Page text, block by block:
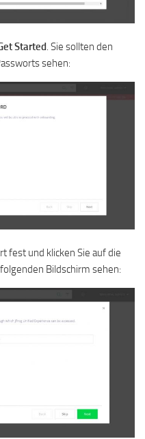
Started. Sie sollten den
sehen:
fest und klicken Sie auf die
Bildschirm sehen: